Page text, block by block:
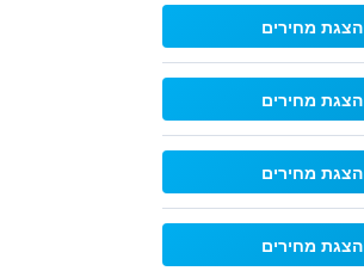
הצגת מחירים
הצגת מחירים
הצגת מחירים
הצגת מחירים